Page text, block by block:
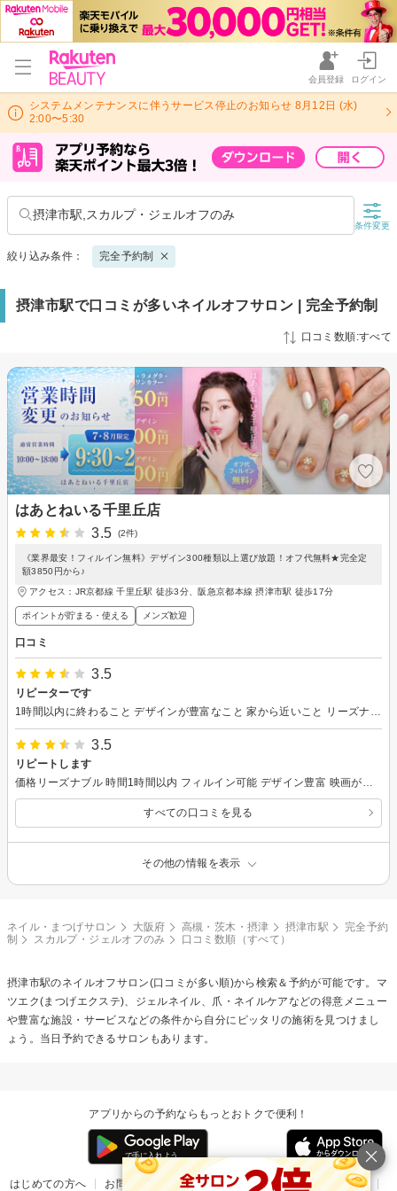
会員登録 ログイン
システムメンテナンスに伴うサービス停止のお知らせ 8月12日 (水)
2:00〜5:30
摂津市駅,スカルプ・ジェルオフのみ
条件変更
絞り込み条件： 完全予約制
摂津市駅で口コミが多いネイルオフサロン | 完全予約制
口コミ数順:すべて
はあとねいる千里丘店
3.5
(2件)
《業界最安！フィルイン無料》デザイン300種類以上選び放題！オフ代無料★完全定
額3850円から♪
アクセス：JR京都線 千里丘駅 徒歩3分、阪急京都本線 摂津市駅 徒歩17分
ポイントが貯まる・使える メンズ歓迎
口コミ
3.5
リピーターです
3.5
リピートします
すべての口コミを見る
その他の情報を表示
ネイル・まつげサロン 大阪府 高槻・茨木・摂津 摂津市駅
完全予約
制
スカルプ・ジェルオフのみ 口コミ数順（すべて）
摂津市駅のネイルオフサロン(口コミが多い順)から検索＆予約が可能です。マ
ツエク(まつげエクステ)、ジェルネイル、爪・ネイルケアなどの得意メニュー
や豊富な施設・サービスなどの条件から自分にピッタリの施術を見つけまし
ょう。当日予約できるサロンもあります。
アプリからの予約ならもっとおトクで便利！
はじめての方へ お問い合わせ ヘルプ リリース情報 利用規約